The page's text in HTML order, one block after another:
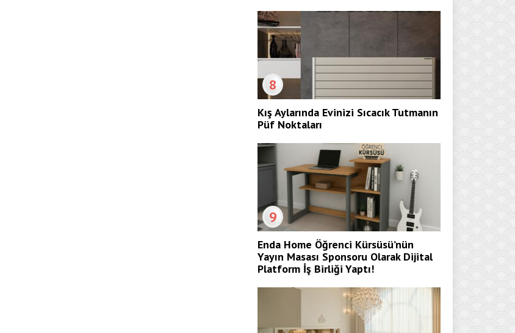
8
Kış Aylarında Evinizi Sıcacık Tutmanın
Püf Noktaları
9
Enda Home Öğrenci Kürsüsü’nün
Yayın Masası Sponsoru Olarak Dijital
Platform İş Birliği Yaptı!